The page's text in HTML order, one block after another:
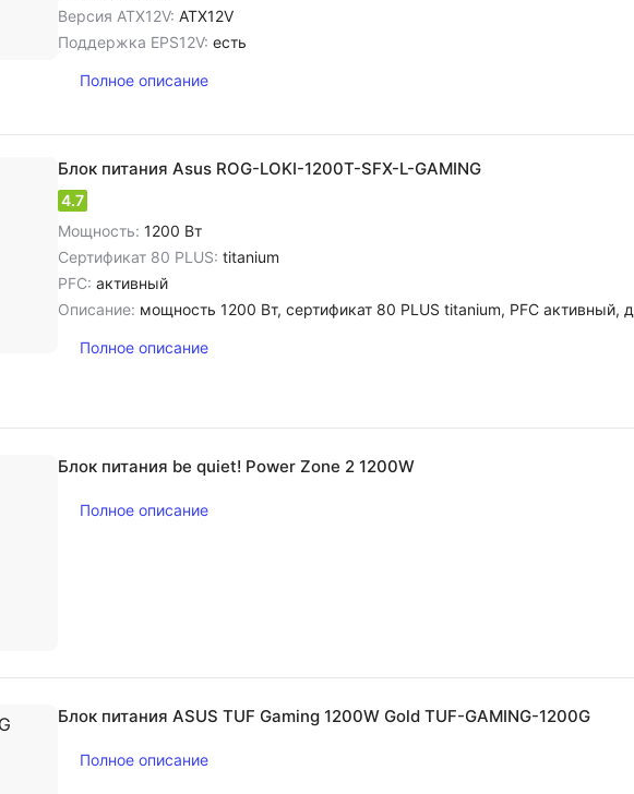
Версия ATX12V: ATX12V
Поддержка EPS12V: есть
Полное описание
Блок питания Asus ROG-LOKI-1200T-SFX-L-GAMING
4.7
Мощность: 1200 Вт
Сертификат 80 PLUS: titanium
PFC: активный
Описание: мощность 1200 Вт, сертификат 80 PLUS titanium, PFC активный, диаметр вентилятора 120 мм
Полное описание
Блок питания be quiet! Power Zone 2 1200W
Полное описание
Блок питания ASUS TUF Gaming 1200W Gold TUF-GAMING-1200G
Полное описание